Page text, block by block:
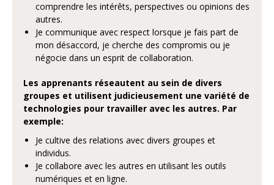
comprendre les intérêts, perspectives ou opinions des
autres.
Je communique avec respect lorsque je fais part de
mon désaccord, je cherche des compromis ou je
négocie dans un esprit de collaboration.
Les apprenants réseautent au sein de divers
groupes et utilisent judicieusement une variété de
technologies pour travailler avec les autres. Par
exemple:
Je cultive des relations avec divers groupes et
individus.
Je collabore avec les autres en utilisant les outils
numériques et en ligne.